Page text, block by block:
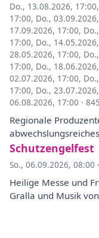
Do., 13.08.2026, 17:00,
17:00, Do.,
17.09.2026, 17:00,
17:00, Do.,
28.05.2026, 17:00,
17:00, Do.,
02.07.2026, 17:00,
17:00, Do.,
06.08.2026, 17:00 ·
Regionale
Schutzengelfest
So., 06.09.2026, 08:00 ·
Heilige Messe und
Gralla und Musik